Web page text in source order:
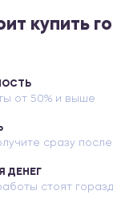
купить
от 50% и выше
сразу
ДЕНЕГ
стоят